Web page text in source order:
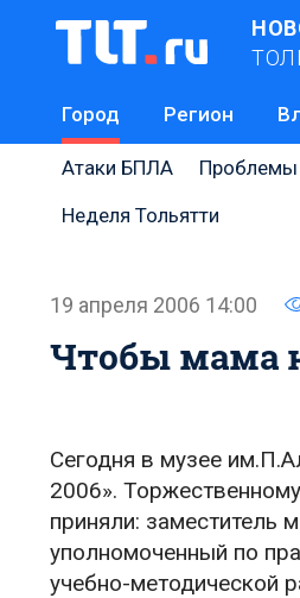
Город Регион
Атаки БПЛА Проблемы
Неделя Тольятти
19 апреля 2006 14:00
Чтобы мама
Сегодня в музее
2006».
приняли: заместитель
уполномоченный по
учебно-методической